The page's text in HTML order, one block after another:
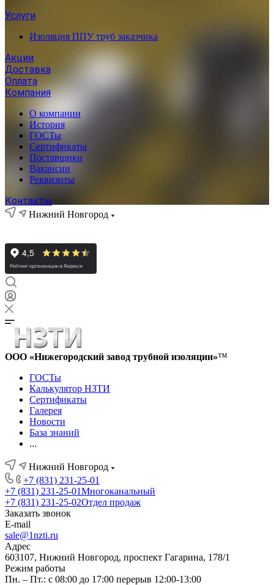
Услуги
Изоляция ППУ труб заказчика
Акции
Доставка
Оплата
Компания
О компании
История
ГОСТы
Сертификаты
Поставщики
Вакансии
Реквизиты
Контакты
Нижний Новгород
ООО «Нижегородский завод трубной изоляции»™
ГОСТы
Калькулятор НЗТИ
Сертификаты
Галерея
Новости
База знаний
...
Нижний Новгород
+7 (831) 231-25-01
+7 (831) 231-25-01Многоканальный
+7 (831) 231-25-02Отдел продаж
Заказать звонок
E-mail
sale@1nzti.ru
Адрес
603107, Нижний Новгород, проспект Гагарина, 178/1
Режим работы
Пн. – Пт.: с 08:00 до 17:00 перерыв 12:00-13:00